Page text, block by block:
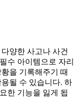
양한 사고나 사건
수 아이템으로 자리
을 기록해주기 때
될 수 있습니다. 하
한 기능을 잃게 됩